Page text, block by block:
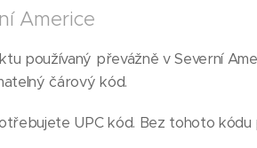
Americe
používaný převážně v Severní
čárový kód.
UPC kód. Bez tohoto